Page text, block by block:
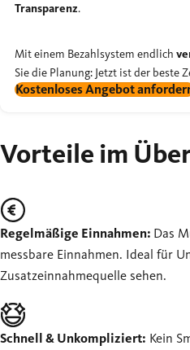
Transparenz.
Mit einem Bezahlsystem endlich
Sie die Planung: Jetzt ist der beste
Kostenloses Angebot
Vorteile im
Regelmäßige Einnahmen: Das
messbare Einnahmen. Ideal für
Zusatzeinnahmequelle sehen.
Schnell & Unkompliziert: Kein